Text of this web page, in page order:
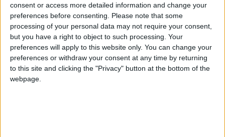
consent or access more detailed information and change your
preferences before consenting.
Please note that some
processing of your personal data may not require your consent,
but you have a right to object to such processing. Your
preferences will apply to this website only. You can change your
preferences or withdraw your consent at any time by returning
to this site and clicking the "Privacy" button at the bottom of the
webpage.
même occasion la liste des clubs engagés en première
division pour le prochain exercice.
Les 17 adversaires que l’ASM affrontera en Ligue 1 sont
désormais officiellement connus. Dans cette liste, il n’y aura
donc finalement que deux promus avec Troyes et Le Mans.